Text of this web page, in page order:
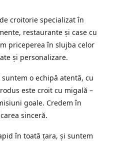
croitorie specializat în
restaurante și case cu
priceperea în slujba celor
și personalizare.
o echipă atentă, cu
este croit cu migală –
goale. Credem în
sinceră.
în toată țara, și suntem